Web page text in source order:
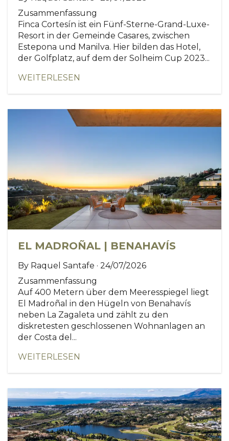
Zusammenfassung
Finca Cortesín ist ein Fünf-Sterne-Grand-Luxe-
Resort in der Gemeinde Casares, zwischen
Estepona und Manilva. Hier bilden das Hotel,
der Golfplatz, auf dem der Solheim Cup 2023...
WEITERLESEN
EL MADROÑAL | BENAHAVÍS
By Raquel Santafe · 24/07/2026
Zusammenfassung
Auf 400 Metern über dem Meeresspiegel liegt
El Madroñal in den Hügeln von Benahavís
neben La Zagaleta und zählt zu den
diskretesten geschlossenen Wohnanlagen an
der Costa del...
WEITERLESEN